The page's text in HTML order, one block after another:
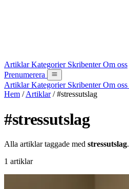
ArtiklarKategorier SkribenterOm oss
Prenumerera
ArtiklarKategorier SkribenterOm oss
Hem / Artiklar / #stressutslag
#stressutslag
Alla artiklar taggade med stressutslag.
1 artiklar